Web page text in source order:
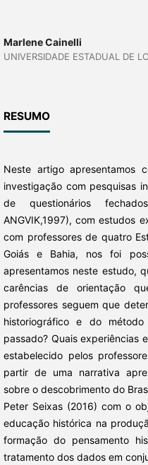
Marlene Cainelli
UNIVERSIDADE ESTADUAL DE
RESUMO
Neste artigo apresentamos
investigação com pesquisas
de questionários
ANGVIK,1997), com estudos
com professores de quatro
Goiás e Bahia, nos foi
apresentamos neste estudo,
carências de orientação
professores seguem que
historiográfico e do
passado? Quais experiências
estabelecido pelos
partir de uma narrativa
sobre o descobrimento do
Peter Seixas (2016) com o
educação histórica na
formação do pensamento
tratamento dos dados em